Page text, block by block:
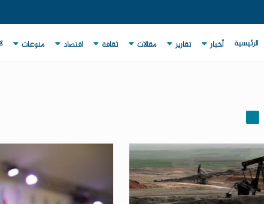
الرئيسية أخبار تقارير مقالات ثقافة اقتصاد منوعات